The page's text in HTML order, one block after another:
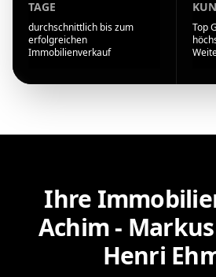
TAGE
durchschnittlich bis zum
erfolgreichen
Immobilienverkauf
Top
Ihre
Achim -
Henri